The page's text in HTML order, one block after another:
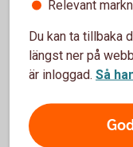
klocka –
Betala direkt på ett
Wallets
Relevant
Du kan ta tillbaka
längst ner på
är inloggad. Så